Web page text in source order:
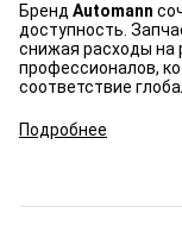
Бренд Automann
доступность.
снижая расходы на
профессионалов,
соответствие
Подробнее